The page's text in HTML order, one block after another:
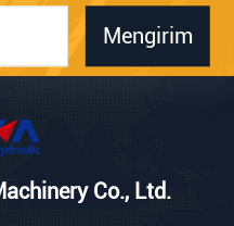
Mengirim
Co., Ltd.